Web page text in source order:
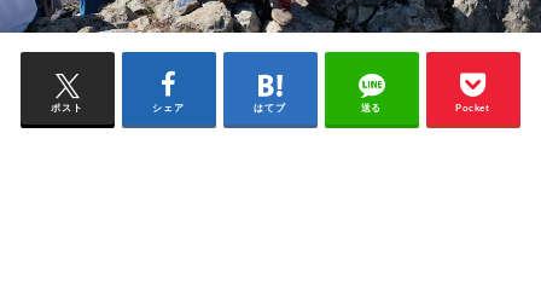
ポスト シェア はてブ 送る Pocket